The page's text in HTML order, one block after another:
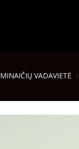
MINAIČIŲ VADAVIETĖ